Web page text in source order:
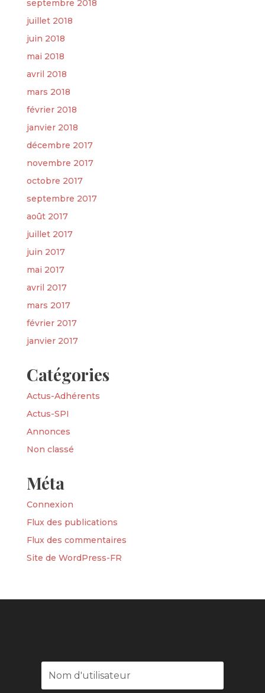
septembre 2018
juillet 2018
juin 2018
mai 2018
avril 2018
mars 2018
février 2018
janvier 2018
décembre 2017
novembre 2017
octobre 2017
septembre 2017
août 2017
juillet 2017
juin 2017
mai 2017
avril 2017
mars 2017
février 2017
janvier 2017
Catégories
Actus-Adhérents
Actus-SPI
Annonces
Non classé
Méta
Connexion
Flux des publications
Flux des commentaires
Site de WordPress-FR